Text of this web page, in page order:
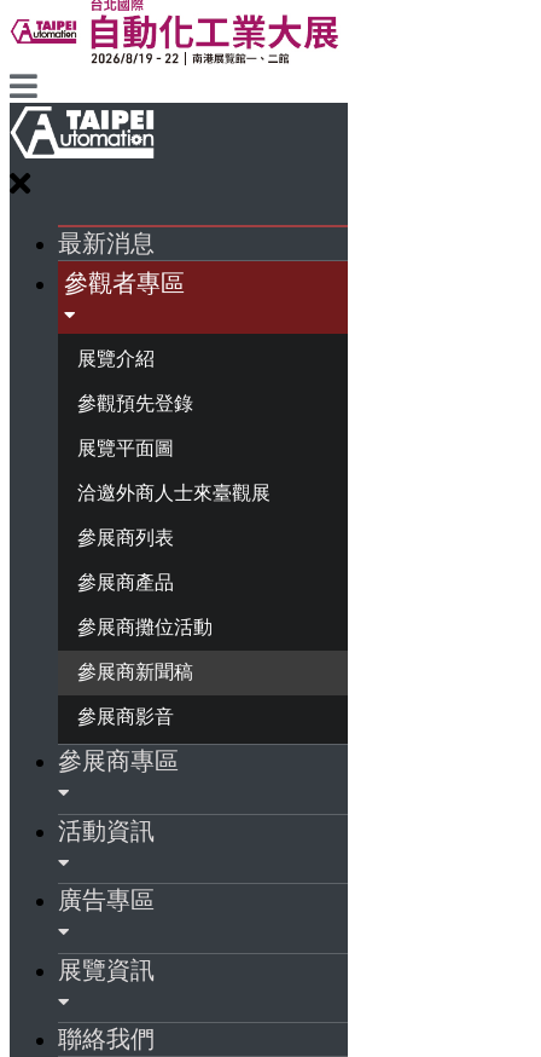
最新消息
參觀者專區
展覽介紹
參觀預先登錄
展覽平面圖
洽邀外商人士來臺觀展
參展商列表
參展商產品
參展商攤位活動
參展商新聞稿
參展商影音
參展商專區
活動資訊
廣告專區
展覽資訊
聯絡我們